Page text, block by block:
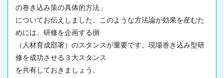
の巻き込み策の具体的方法」
についてお伝えしました。このような方法論が効果を産むた
めには、研修を企画する側
（人材育成部署）のスタンスが重要です。現場巻き込み型研
修を成功させる３大スタンス
を共有しておきましょう。